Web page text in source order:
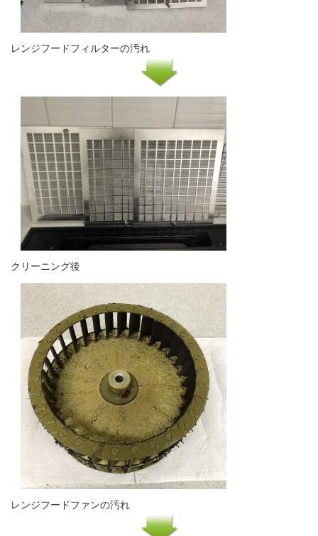
レンジフードフィルターの汚れ
クリーニング後
レンジフードファンの汚れ